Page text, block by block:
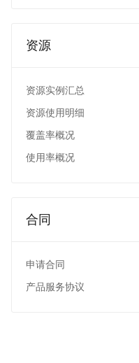
资源
资源实例汇总
资源使用明细
覆盖率概况
使用率概况
合同
申请合同
产品服务协议